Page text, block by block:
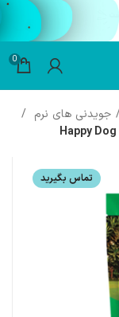
0
جویدنی های نرم
تماس بگیرید